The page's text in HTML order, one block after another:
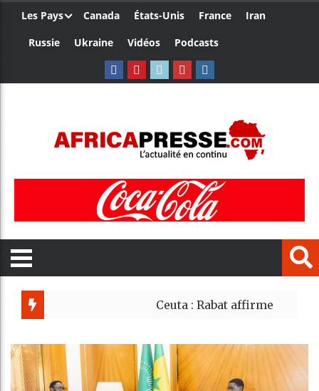
Les Pays Canada États-Unis France
Iran
Russie
Ukraine Vidéos Podcasts
Ceuta : Rabat affirme avoir alerté
Canada : Tresor Horimbere, l’un